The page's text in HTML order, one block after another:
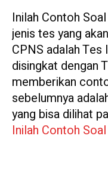
Inilah Contoh
jenis tes yang
CPNS adalah
disingkat dengan
memberikan
sebelumnya
yang bisa dilihat
Inilah Contoh